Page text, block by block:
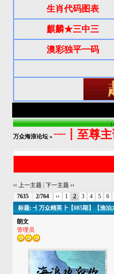
万众海浪论坛» ┈┋至尊
‹‹ 上一主题
下一主题 ››
7635
2/764 ‹‹ 1 2 3 4 5 6
标题: ┫万众精英┣【085期】【渔泊
朗文
管理员